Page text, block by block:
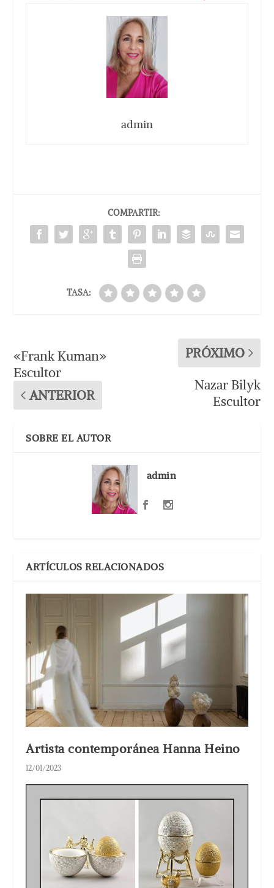
admin
COMPARTIR:
TASA:
«Frank Kuman»
Escultor
ANTERIOR
PRÓXIMO
Nazar Bilyk
Escultor
SOBRE EL AUTOR
admin
ARTÍCULOS RELACIONADOS
Artista contemporánea Hanna Heino
12/01/2023